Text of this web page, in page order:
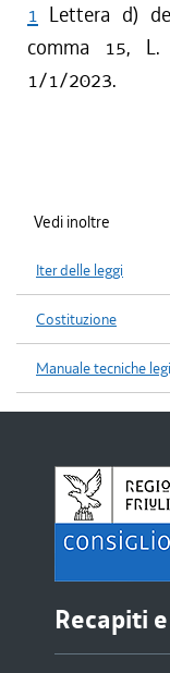
1 Lettera d)
comma 15,
1/1/2023.
Vedi inoltre
Iter delle leggi
Costituzione
Manuale tecniche
Recapiti